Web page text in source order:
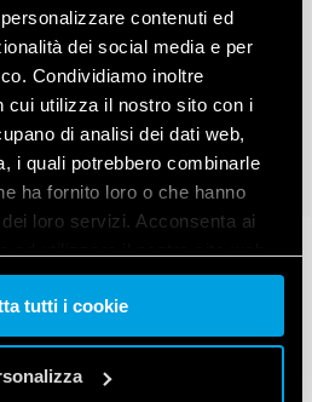
contenuti ed
dei social media e per
Condividiamo inoltre
cui utilizza il nostro sito con i
di analisi dei dati web,
i quali potrebbero combinarle
ha fornito loro o che hanno
loro servizi. Acconsenta ai
a
tutti i cookie